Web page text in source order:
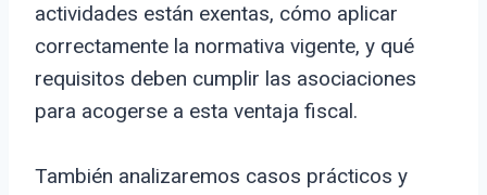
actividades están exentas, cómo aplicar
correctamente la normativa vigente, y qué
requisitos deben cumplir las asociaciones
para acogerse a esta ventaja fiscal.
También analizaremos casos prácticos y